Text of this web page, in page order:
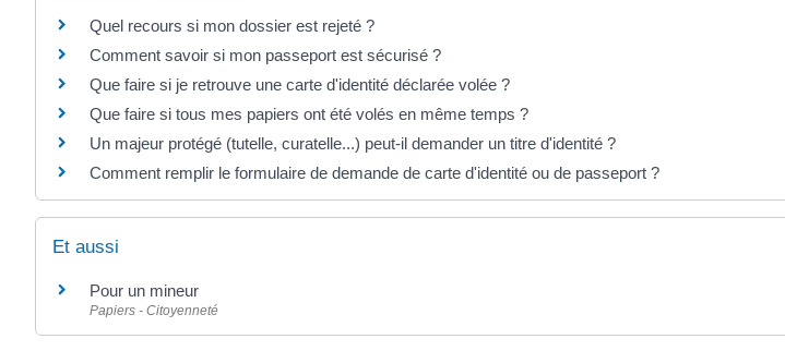
Quel recours si mon dossier est rejeté ?
Comment savoir si mon passeport est sécurisé ?
Que faire si je retrouve une carte d'identité déclarée volée ?
Que faire si tous mes papiers ont été volés en même temps ?
Un majeur protégé (tutelle, curatelle...) peut-il demander un titre d'identité ?
Comment remplir le formulaire de demande de carte d'identité ou de passeport ?
Et aussi
Pour un mineur
Papiers - Citoyenneté